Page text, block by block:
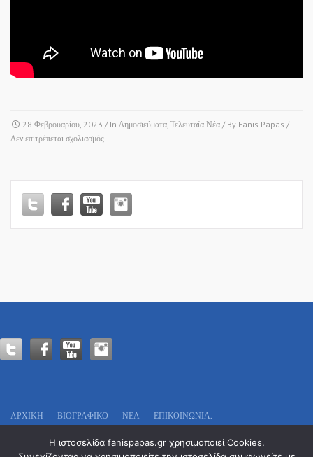
28 Φεβρουαρίου, 2023 / In Δημοσιεύματα, Τελευταία Νέα / By Fanis Papas /
Δεν επιτρέπεται σχολιασμόςστο
ΤΗΛΕΟΡΑΣΗ-
ΕΚΠΟΜΠΗ
“ΤΑ
ΑΡΧΙΚΗ ΒΙΟΓΡΑΦΙΚΌ ΝΕΑ ΕΠΙΚΟΙΝΩΝΊΑ.
Οδυσσέως 13Η ιστοσελίδα fanispapas.gr χρησιμοποιεί Cookies.